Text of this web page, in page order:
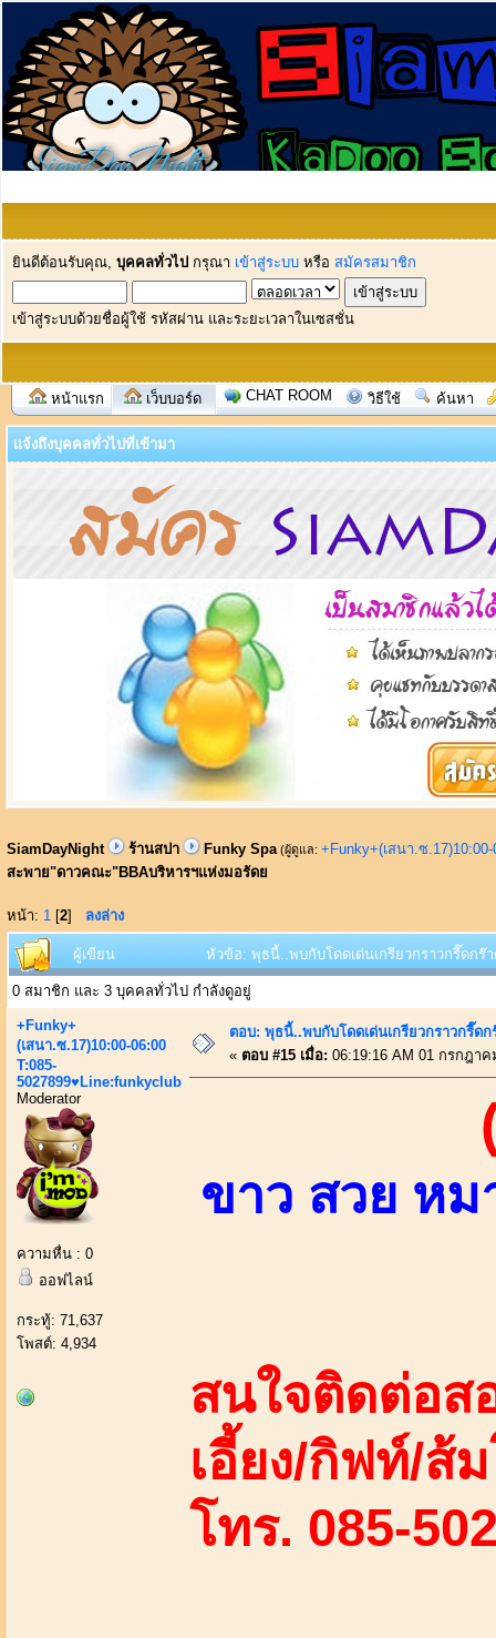
ยินดีต้อนรับคุณ, บุคคลทั่วไป กรุณา เข้าสู่ระบบ หรือ สมัครสมาชิก
เข้าสู่ระบบด้วยชื่อผู้ใช้ รหัสผ่าน และระยะเวลาในเซสชั่น
หน้าแรก เว็บบอร์ด CHAT ROOM วิธีใช้ ค้นหา
แจ้งถึงบุคคลทั่วไปที่เข้ามา
SiamDayNight ร้านสปา Funky Spa (ผู้ดูแล: +Funky+(เสนา.ซ
สะพาย"ดาวคณะ"BBAบริหารฯแห่งมอรัดย
หน้า: 1 [2] ลงล่าง
ผู้เขียน หัวข้อ: พุธนี้..พบกับโดดเด่นเกรียวกราวกรี๊ดก
0 สมาชิก และ 3 บุคคลทั่วไป กำลังดูอยู่
+Funky+
(เสนา.ซ.17)10:00-06:00
T:085-
5027899♥Line:funkyclub
Moderator
ความหื่น : 0
ออฟไลน์
กระทู้: 71,637
โพสต์: 4,934
ตอบ: พุธนี้..พบกับโดดเด่นเกรียวกราวกรี๊
« ตอบ #15 เมื่อ: 06:19:16 AM 01 กรกฎาค
ขาว สวย หม
สนใจติดต่อส
เอี้ยง/กิฟท์/ส้
โทร. 085-